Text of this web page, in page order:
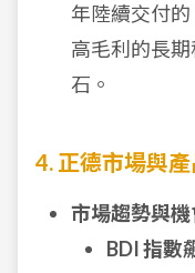
年陸續交付的
高毛利的長
石。
4. 正德市場與
市場趨勢與機
BDI 指數